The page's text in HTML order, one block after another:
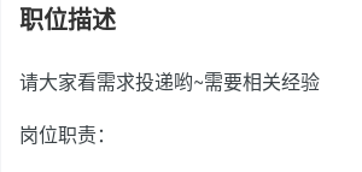
职位描述
请大家看需求投递哟~需要相关经验
岗位职责：